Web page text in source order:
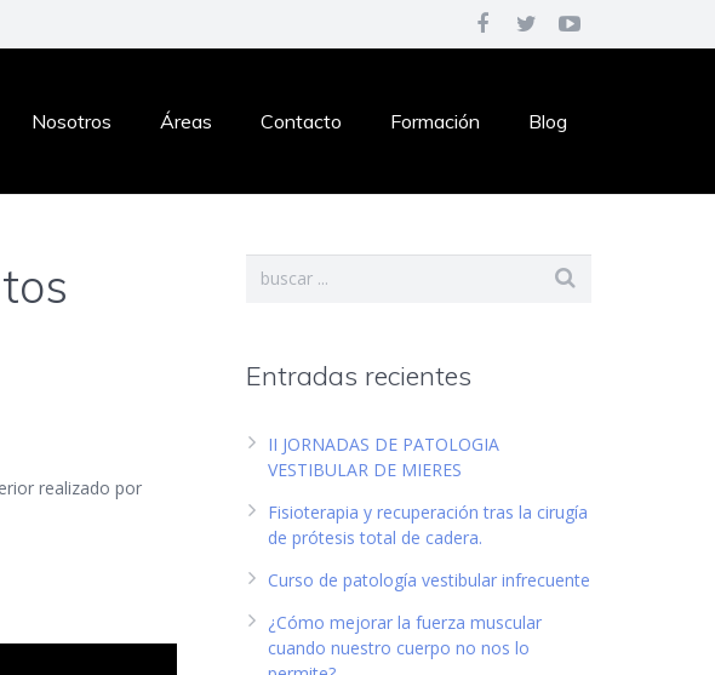
Nosotros Áreas Contacto Formación Blog
realizado por
Entradas recientes
II JORNADAS DE PATOLOGIA
VESTIBULAR DE MIERES
Fisioterapia y recuperación tras la cirugía
de prótesis total de cadera.
Curso de patología vestibular infrecuente
¿Cómo mejorar la fuerza muscular
cuando nuestro cuerpo no nos lo